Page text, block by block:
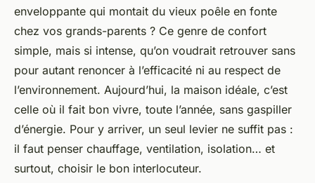
enveloppante qui montait du vieux poêle en fonte
chez vos grands-parents ? Ce genre de confort
simple, mais si intense, qu’on voudrait retrouver sans
pour autant renoncer à l’efficacité ni au respect de
l’environnement. Aujourd’hui, la maison idéale, c’est
celle où il fait bon vivre, toute l’année, sans gaspiller
d’énergie. Pour y arriver, un seul levier ne suffit pas :
il faut penser chauffage, ventilation, isolation… et
surtout, choisir le bon interlocuteur.